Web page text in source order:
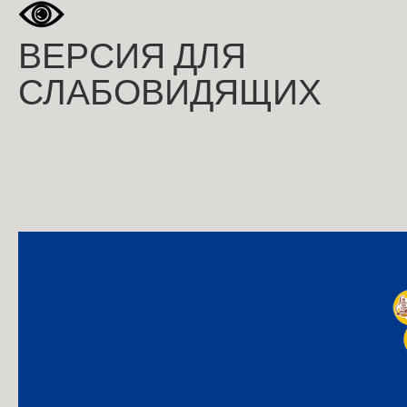
ВЕРСИЯ ДЛЯ
СЛАБОВИДЯЩИХ